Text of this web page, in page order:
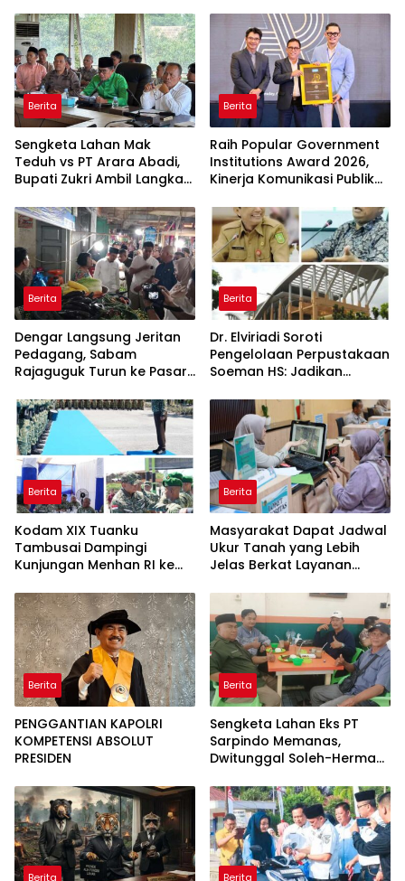
Berita
Sengketa Lahan Mak
Teduh vs PT Arara Abadi,
Bupati Zukri Ambil Langkah
Berita
Raih Popular Government
Institutions Award 2026,
Kinerja Komunikasi Publik
Kembali Diakui
Berita
Dengar Langsung Jeritan
Pedagang, Sabam
Rajaguguk Turun ke Pasar
Berita
Dr. Elviriadi Soroti
Pengelolaan Perpustakaan
Soeman HS: Jadikan
Kawah Candradimuka
Intelektual
Berita
Kodam XIX Tuanku
Tambusai Dampingi
Kunjungan Menhan RI ke
Perkuat Pembangunan
Satuan
Berita
Masyarakat Dapat Jadwal
Ukur Tanah yang Lebih
Jelas Berkat Layanan
Berita
PENGGANTIAN KAPOLRI
KOMPETENSI ABSOLUT
PRESIDEN
Berita
Sengketa Lahan Eks PT
Sarpindo Memanas,
Dwitunggal Soleh-Herman
ke Pulau Rupat
Berita Berita